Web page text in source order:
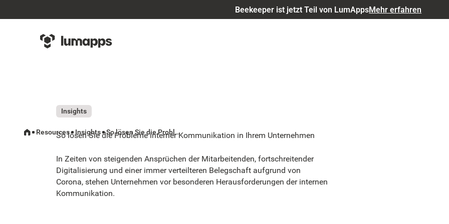
Beekeeper ist jetzt Teil von LumAppsMehr erfahren
Insights
So lösen Sie die Probleme interner Kommunikation in Ihrem Unternehmen
In Zeiten von steigenden Ansprüchen der Mitarbeitenden, fortschreitender
Digitalisierung und einer immer verteilteren Belegschaft aufgrund von
Corona, stehen Unternehmen vor besonderen Herausforderungen der internen
Kommunikation.
Resources Insights So lösen Sie die Probleme interner Kommunikation in Ihrem Unternehmen